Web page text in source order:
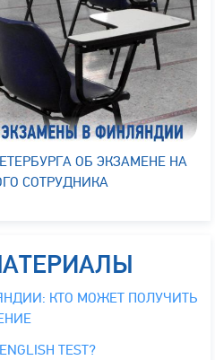
ОБ ЭКЗАМЕНЕ НА
СОТРУДНИКА
КТО МОЖЕТ ПОЛУЧИТЬ
TEST?